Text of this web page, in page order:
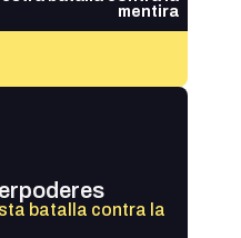
mentira
batalla contra la